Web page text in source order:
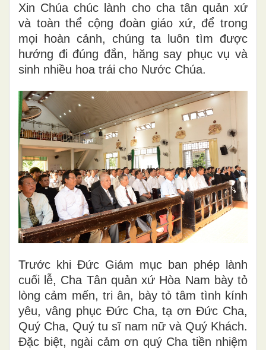
Xin Chúa chúc lành cho cha tân quản xứ
và toàn thể cộng đoàn giáo xứ, để trong
mọi hoàn cảnh, chúng ta luôn tìm được
hướng đi đúng đắn, hăng say phục vụ và
sinh nhiều hoa trái cho Nước Chúa.
Trước khi Đức Giám mục ban phép lành
cuối lễ, Cha Tân quản xứ Hòa Nam bày tỏ
lòng cảm mến, tri ân, bày tỏ tâm tình kính
yêu, vâng phục Đức Cha, tạ ơn Đức Cha,
Quý Cha, Quý tu sĩ nam nữ và Quý Khách.
Đặc biệt, ngài cảm ơn quý Cha tiền nhiệm